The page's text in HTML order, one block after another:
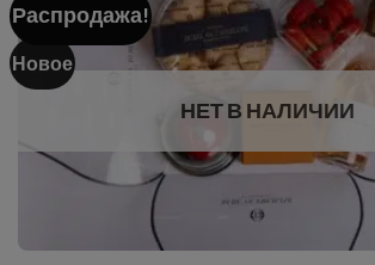
Распродажа!
Новое
НЕТ В НАЛИЧИИ